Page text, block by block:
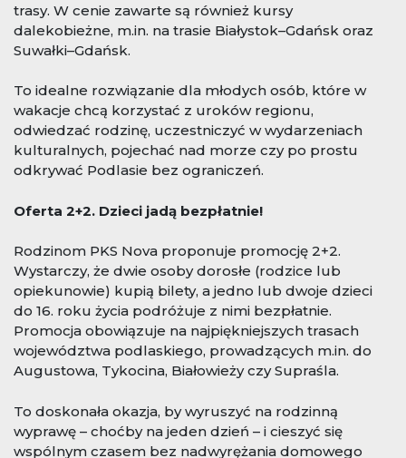
trasy. W cenie zawarte są również kursy
dalekobieżne, m.in. na trasie Białystok–Gdańsk oraz
Suwałki–Gdańsk.
To idealne rozwiązanie dla młodych osób, które w
wakacje chcą korzystać z uroków regionu,
odwiedzać rodzinę, uczestniczyć w wydarzeniach
kulturalnych, pojechać nad morze czy po prostu
odkrywać Podlasie bez ograniczeń.
Oferta 2+2. Dzieci jadą bezpłatnie!
Rodzinom PKS Nova proponuje promocję 2+2.
Wystarczy, że dwie osoby dorosłe (rodzice lub
opiekunowie) kupią bilety, a jedno lub dwoje dzieci
do 16. roku życia podróżuje z nimi bezpłatnie.
Promocja obowiązuje na najpiękniejszych trasach
województwa podlaskiego, prowadzących m.in. do
Augustowa, Tykocina, Białowieży czy Supraśla.
To doskonała okazja, by wyruszyć na rodzinną
wyprawę – choćby na jeden dzień – i cieszyć się
wspólnym czasem bez nadwyrężania domowego